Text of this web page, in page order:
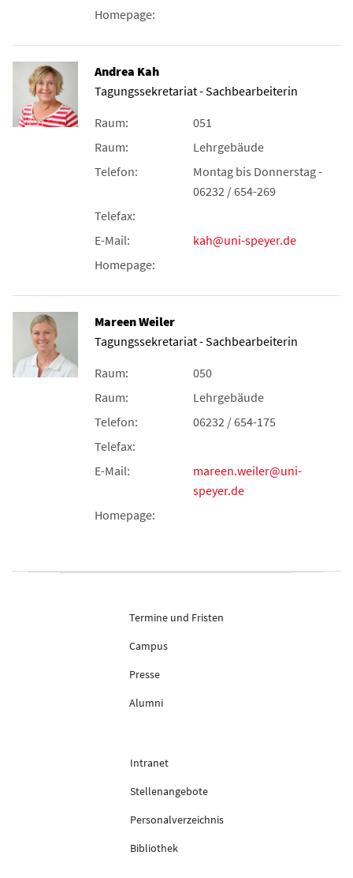
Homepage:
Andrea Kah
Tagungssekretariat - Sachbearbeiterin
Raum:
051
Raum:
Lehrgebäude
Telefon:
Montag bis Donnerstag -
06232 / 654-269
Telefax:
E-Mail:
kah@uni-speyer.de
Homepage:
Mareen Weiler
Tagungssekretariat - Sachbearbeiterin
Raum:
050
Raum:
Lehrgebäude
Telefon:
06232 / 654-175
Telefax:
E-Mail:
mareen.weiler@uni-
speyer.de
Homepage:
Termine und Fristen
Campus
Presse
Alumni
Intranet
Stellenangebote
Personalverzeichnis
Bibliothek